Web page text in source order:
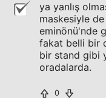
ya yanlış
maskesiyle de
eminönü'nde
fakat belli bir
bir stand gibi
oradalarda.
0